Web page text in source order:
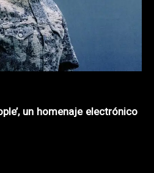
un homenaje electrónico